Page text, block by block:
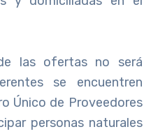
las ofertas no será
se encuentren
Único de Proveedores
personas naturales